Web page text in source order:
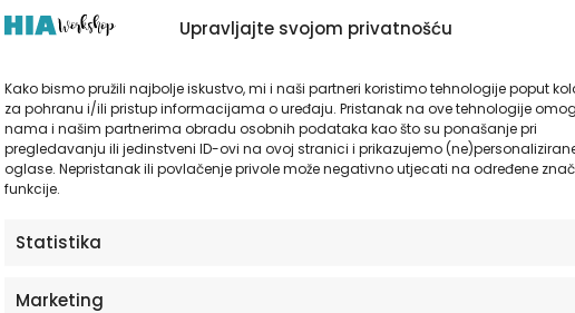
Upravljajte svojom privatnošću
Kako bismo pružili najbolje iskustvo, mi i naši partneri koristimo tehnologije poput
za pohranu i/ili pristup informacijama o uređaju. Pristanak na ove tehnologije
nama i našim partnerima obradu osobnih podataka kao što su ponašanje pri
pregledavanju ili jedinstveni ID-ovi na ovoj stranici i prikazujemo
oglase. Nepristanak ili povlačenje privole može negativno utjecati na određene
funkcije.
Statistika
Marketing
Mural | Achromatic
Blossoms
od27,90€